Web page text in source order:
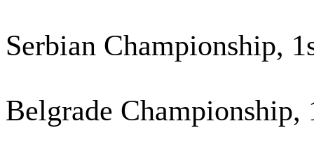
Serbian Championship,
Belgrade Championship,